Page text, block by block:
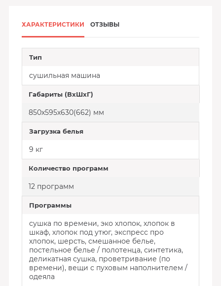
ХАРАКТЕРИСТИКИ ОТЗЫВЫ
Тип
сушильная машина
Габариты (ВхШхГ)
850х595х630(662) мм
Загрузка белья
9 кг
Количество программ
12 программ
Программы
сушка по времени, эко хлопок, хлопок в
шкаф, хлопок под утюг, экспресс про
хлопок, шерсть, смешанное белье,
постельное белье / полотенца, синтетика,
деликатная сушка, проветривание (по
времени), вещи с пуховым наполнителем /
одеяла